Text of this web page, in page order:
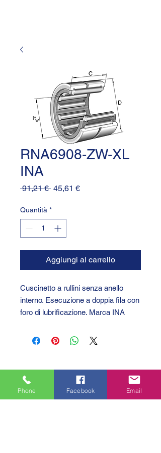
RNA6908-ZW-XL
INA
91,21 € Prezzo
45,61 €Prezzo
Quantità *
Aggiungi al carrello
Cuscinetto a rullini senza anello
interno. Esecuzione a doppia fila con
foro di lubrificazione. Marca INA
Phone Facebook Email